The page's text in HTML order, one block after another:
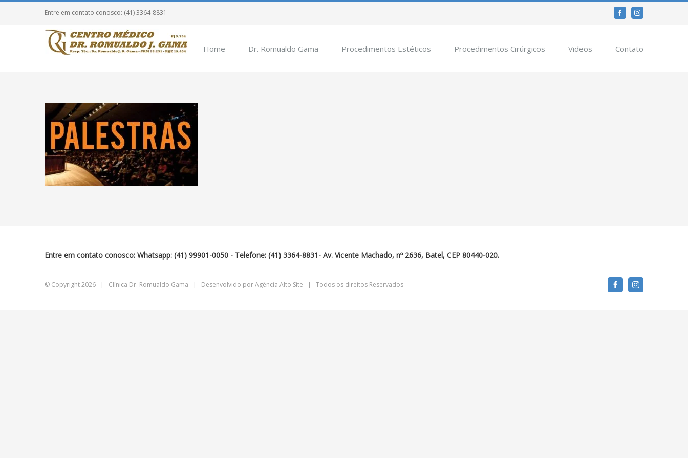
Entre em contato conosco: (41) 3364-8831 FacebookInstagram
Home Dr. Romualdo Gama Procedimentos Estéticos Procedimentos Cirúrgicos Videos Contato
Entre em contato conosco: Whatsapp: (41) 99901-0050 - Telefone: (41) 3364-8831- Av. Vicente Machado, nº 2636, Batel, CEP 80440-020.
© Copyright2026 | Clínica Dr. Romualdo Gama | Desenvolvido porAgência Alto Site | Todos os direitos Reservados FacebookInstagram